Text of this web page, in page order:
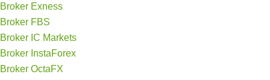
Broker Exness
Broker FBS
Broker IC Markets
Broker InstaForex
Broker OctaFX